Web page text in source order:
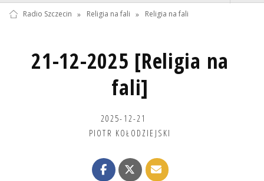
Radio Szczecin » Religia na fali » Religia na fali
21-12-2025 [Religia na
fali]
2025-12-21
PIOTR KOŁODZIEJSKI